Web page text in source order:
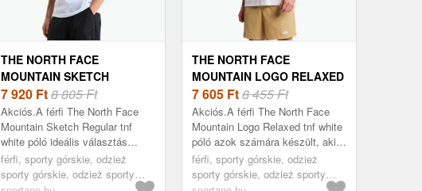
THE NORTH FACE
MOUNTAIN SKETCH
REGULAR FÉRFI PÓLÓ TNF
WHITE (MOUNTAIN SKETCH
REGULAR NF0A8GUZFN41)
7 920 Ft8 805 Ft
Akciós.A férfi The North Face
Mountain Sketch Regular tnf
white póló ideális választás
azoknak a férfiaknak, akik a
komfortot és a stílust keresik a
minde...
férfi, sporty górskie, odzież
sporty górskie, odzież sporty
THE NORTH FACE
MOUNTAIN LOGO RELAXED
FÉRFI PÓLÓ TNF WHITE
(MOUNTAIN LOGO
RELAXED NF0A8GUUFN41)
7 605 Ft8 455 Ft
Akciós.A férfi The North Face
Mountain Logo Relaxed tnf white
póló azok számára készült, akik
értékelik a kényelmet és a stílust
a mindennapi használat so...
férfi, sporty górskie, odzież
sporty górskie, odzież sporty